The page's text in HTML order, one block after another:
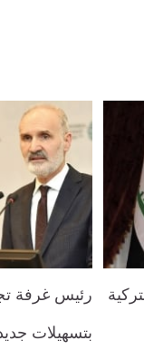
رئيس غرفة
بتسهيلات